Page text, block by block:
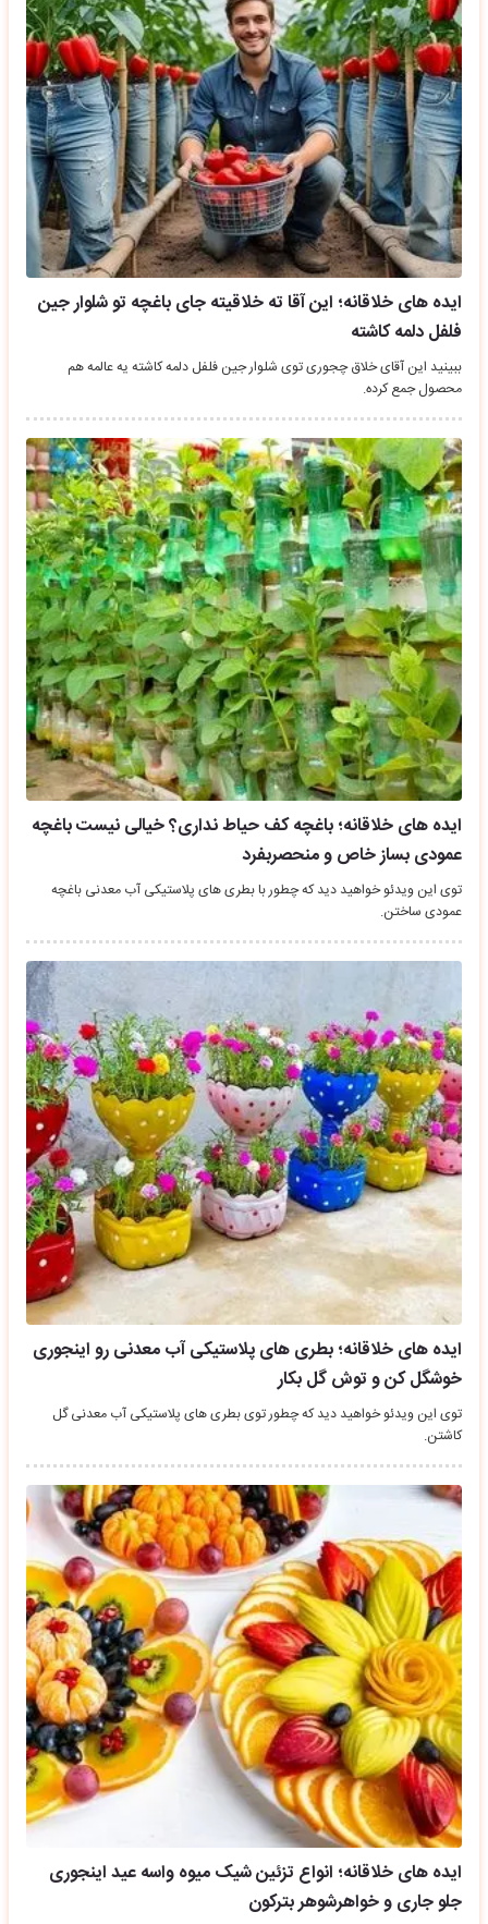
ایده های خلاقانه؛ این آقا ته خلاقیته جای باغچه تو شلوار جین
فلفل دلمه کاشته
ببینید این آقای خلاق چجوری توی شلوار جین فلفل دلمه کاشته یه عالمه هم
محصول جمع کرده.
ایده های خلاقانه؛ باغچه کف حیاط نداری؟ خیالی نیست باغچه
عمودی بساز خاص و منحصربفرد
توی این ویدئو خواهید دید که چطور با بطری های پلاستیکی آب معدنی باغچه
عمودی ساختن.
ایده های خلاقانه؛ بطری های پلاستیکی آب معدنی رو اینجوری
خوشگل کن و توش گل بکار
توی این ویدئو خواهید دید که چطور توی بطری های پلاستیکی آب معدنی گل
کاشتن.
ایده های خلاقانه؛ انواع تزئین شیک میوه واسه عید اینجوری
جلو جاری و خواهرشوهر بترکون